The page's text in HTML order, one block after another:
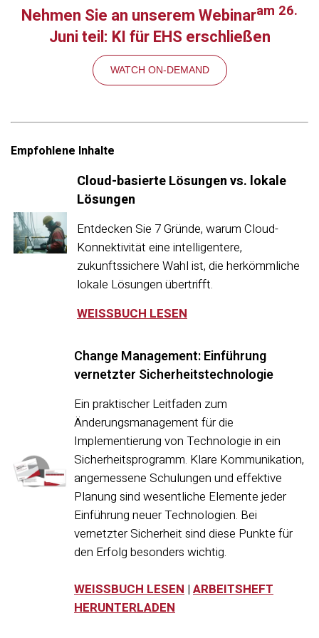
Nehmen Sie an unserem Webinaram 26.
Juni teil: KI für EHS erschließen
WATCH ON-DEMAND
Empfohlene Inhalte
Cloud-basierte Lösungen vs. lokale
Lösungen
Entdecken Sie 7 Gründe, warum Cloud-
Konnektivität eine intelligentere,
zukunftssichere Wahl ist, die herkömmliche
lokale Lösungen übertrifft.
WEISSBUCH LESEN
Change Management: Einführung
vernetzter Sicherheitstechnologie
Ein praktischer Leitfaden zum
Änderungsmanagement für die
Implementierung von Technologie in ein
Sicherheitsprogramm. Klare Kommunikation,
angemessene Schulungen und effektive
Planung sind wesentliche Elemente jeder
Einführung neuer Technologien. Bei
vernetzter Sicherheit sind diese Punkte für
den Erfolg besonders wichtig.
WEISSBUCH LESEN | ARBEITSHEFT
HERUNTERLADEN